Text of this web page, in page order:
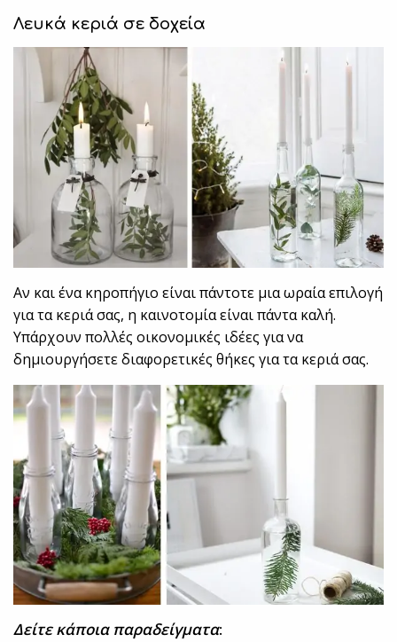
Λευκά κεριά σε δοχεία
Αν και ένα κηροπήγιο είναι πάντοτε μια ωραία επιλογή
για τα κεριά σας, η καινοτομία είναι πάντα καλή.
Υπάρχουν πολλές οικονομικές ιδέες για να
δημιουργήσετε διαφορετικές θήκες για τα κεριά σας.
Δείτε κάποια παραδείγματα: